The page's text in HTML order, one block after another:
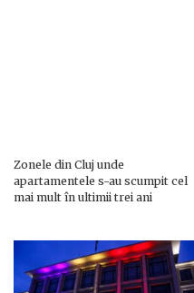
Zonele din Cluj unde
apartamentele s-au scumpit cel
mai mult în ultimii trei ani